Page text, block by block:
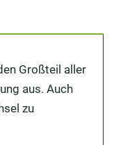
Großteil aller
aus. Auch
zu